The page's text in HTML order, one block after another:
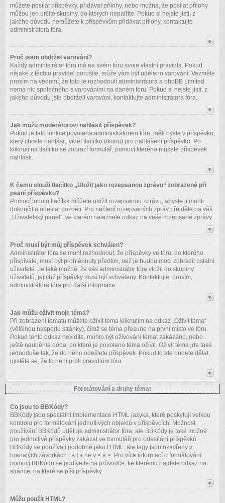
můžete posílat příspěvky, přidávat přílohy, nebo možná, že posílat přílohy
můžou jen určité skupiny, do kterých nepatříte. Pokud si nejste jisti, z
jakého důvodu nemůžete k příspěvkům přidávat přílohy, kontaktujte
administrátora fóra.
Proč jsem obdržel varování?
Každý administrátor fóra má na svém fóru svoje vlastní pravidla. Pokud
nějaké z těchto pravidel porušíte, může vám být uděleno varování. Vezměte
prosím na vědomí, že toto je rozhodnutí administrátora a phpBB Limited
nemá nic společného s varováními na daném fóru. Pokud si nejste jisti, z
jakého důvodu jste obdrželi varování, kontaktujte administrátora fóra.
Jak můžu moderátorovi nahlásit příspěvek?
Pokud je tato funkce povolena administrátorem fóra, měli byste v příspěvku,
který chcete nahlásit, vidět tlačítko (ikonu) pro nahlášení příspěvku. Po
kliknutí na tlačítko se zobrazí formulář, pomocí kterého můžete příspěvek
nahlásit.
K čemu slouží tlačítko „Uložit jako rozepsanou zprávu“ zobrazené při
psaní příspěvku?
Pomocí tohoto tlačítka můžete uložit rozepsanou zprávu, abyste ji mohli
dokončit a odeslat později. Pro načtení rozepsaných zpráv přejděte na váš
„Uživatelský panel“, ve kterém naleznete odkaz na vaše rozepsané zprávy.
Proč musí být můj příspěvek schválen?
Administrátor fóra se mohl rozhodnout, že příspěvky ve fóru, do kterého
přispíváte, musí být prohlédnuty předtím, než je budou moci zobrazit ostatní
uživatelé. Je také možné, že vás administrátor fóra vložil do skupiny
uživatelů, jejichž příspěvky musí být schváleny. Kontaktujte, prosím,
administrátora fóra pro další informace.
Jak můžu oživit moje téma?
Při zobrazení tématu můžete oživit téma kliknutím na odkaz „Oživit téma“
(většinou naspodu stránky), čímž se téma přesune na první místo ve fóru.
Pokud tento odkaz nevidíte, mohlo být oživování témat zakázáno, nebo
ještě neuběhla doba, po které je povoleno téma oživit. Oživit téma jde také
jednoduše tak, že do něho odešlete příspěvek. Pokud to ale budete dělat,
ujistěte se, že to není proti pravidlům fóra.
Formátování a druhy témat
Co jsou to BBKódy?
BBKódy jsou speciální implementace HTML jazyka, které poskytují velkou
kontrolu pro formátování jednotlivých objektů v příspěvcích. Možnost
používání BBKódů uděluje administrátor fóra, ale BBKódy je také možné
pro jednotlivé příspěvky zakázat ve formuláři pro odesílání příspěvků.
BBKódy se používají podobně jako HTML, ale tagy jsou uzavřeny v
hranatých závorkách [ a ] a ne v < a >. Pro více informací o formátování
pomocí BBKódů se podívejte na průvodce, ke kterému najdete odkaz na
stránce, na které se píší příspěvky.
Můžu použít HTML?